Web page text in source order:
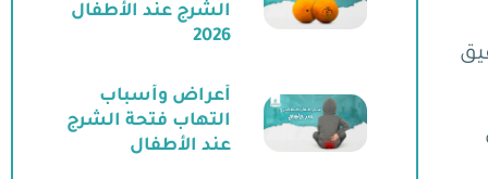
تحقيق
الشرج عند الأطفال
2026
أعراض وأسباب
التهاب فتحة الشرج
عند الأطفال